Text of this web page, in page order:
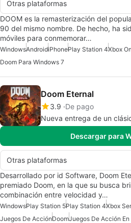
Otras plataformas
DOOM es la remasterización del
90 del mismo nombre. De hecho, ha
móviles para conmemorar…
WindowsAndroidiPhonePlay Station 4Xbox
Doom Para Windows 7
Doom Eternal
3.9 De pago
Nueva entrega de un
Descargar para
Otras plataformas
Desarrollado por id Software, Doom
premiado Doom, en la que su busca
combinación entre velocidad y…
WindowsPlay Station 5Play Station 4Xbox
Juegos De AcciónDoomJuegos De Acción En